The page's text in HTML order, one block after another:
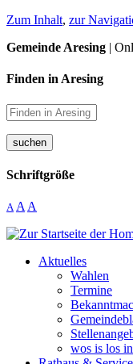
Zum Inhalt, zur
Gemeinde Aresing |
Finden in Aresing
suchen
Schriftgröße
A A A
Aktuelles
Wahlen
Termine
wos is los